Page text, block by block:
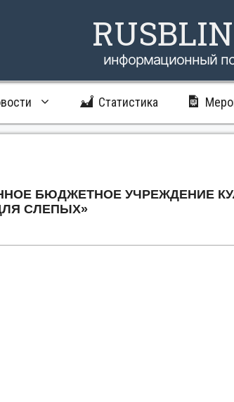
информационный
Статистика
БЮДЖЕТНОЕ УЧРЕЖДЕНИЕ
СЛЕПЫХ»